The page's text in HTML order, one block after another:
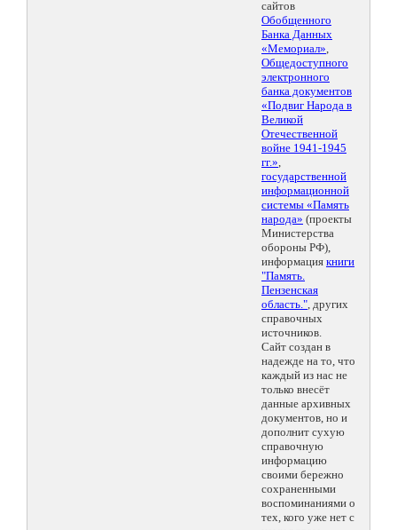
сайтов
Обобщенного
Банка Данных
«Мемориал»,
Общедоступного
электронного
банка документов
«Подвиг Народа в
Великой
Отечественной
войне 1941-1945
гг.»,
государственной
информационной
системы «Память
народа» (проекты
Министерства
обороны РФ),
информация книги
"Память.
Пензенская
область.", других
справочных
источников.
Сайт создан в
надежде на то, что
каждый из нас не
только внесёт
данные архивных
документов, но и
дополнит сухую
справочную
информацию
своими бережно
сохраненными
воспоминаниями о
тех, кого уже нет с